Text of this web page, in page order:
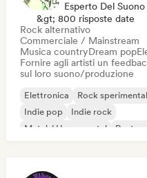
Esperto Del Suono
&gt; 800 risposte date
Rock alternativo
Commerciale / Mainstream
Musica countryDream pop
Fornire agli artisti un
sul loro suono/produzione
Elettronica Rock
Indie pop
Indie rock
Metal / Heavy metal
Post